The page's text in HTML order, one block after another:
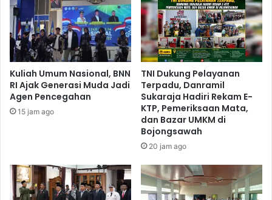
Kuliah Umum Nasional, BNN
RI Ajak Generasi Muda Jadi
Agen Pencegahan
15 jam ago
TNI Dukung Pelayanan
Terpadu, Danramil
Sukaraja Hadiri Rekam E-
KTP, Pemeriksaan Mata,
dan Bazar UMKM di
Bojongsawah
20 jam ago